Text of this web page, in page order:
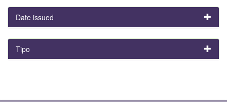
Date issued
Tipo